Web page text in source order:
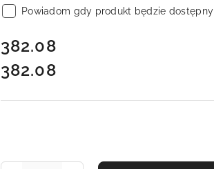
Powiadom gdy produkt będzie dostępny
cena:
382.08
Cena:
382.08